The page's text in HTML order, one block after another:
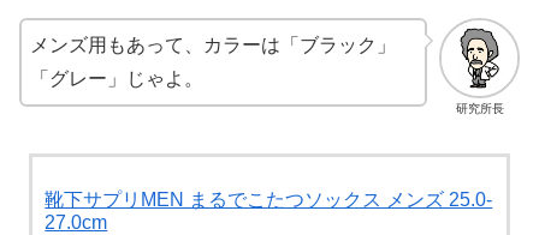
研究所長
メンズ用もあって、カラーは「ブラック」
「グレー」じゃよ。
靴下サプリMEN まるでこたつソックス メンズ 25.0-
27.0cm